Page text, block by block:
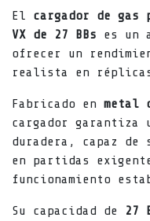
El cargador de gas
VX de 27 BBs es un
ofrecer un
realista en
Fabricado en metal
cargador garantiza
duradera, capaz
en partidas
funcionamiento
Su capacidad de 27